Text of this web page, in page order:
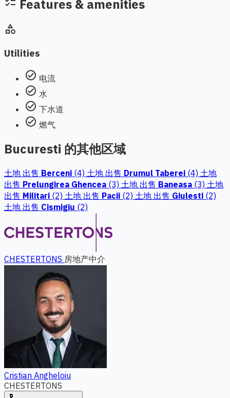
checklist Features & amenities
category
Utilities
check_circle 电流
check_circle 水
check_circle 下水道
check_circle 燃气
Bucuresti 的其他区域
土地 出售 Berceni (4) 土地 出售 Drumul Taberei (4) 土地
出售 Prelungirea Ghencea (3) 土地 出售 Baneasa (3) 土地
出售 Militari (2) 土地 出售 Pacii (2) 土地 出售 Giulesti (2)
土地 出售 Cismigiu (2)
CHESTERTONS 房地产中介
Cristian Angheloiu
CHESTERTONS